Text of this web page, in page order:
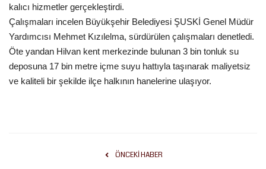
Yaşam
Sağlık
İletişim
kalıcı hizmetler gerçekleştirdi.
Çalışmaları incelen Büyükşehir Belediyesi ŞUSKİ Genel Müdür
Yardımcısı Mehmet Kızılelma, sürdürülen çalışmaları denetledi.
Öte yandan Hilvan kent merkezinde bulunan 3 bin tonluk su
deposuna 17 bin metre içme suyu hattıyla taşınarak maliyetsiz
ve kaliteli bir şekilde ilçe halkının hanelerine ulaşıyor.
ÖNCEKI HABER